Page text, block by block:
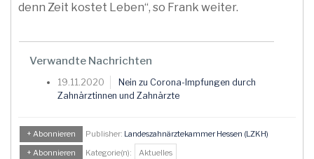
denn Zeit kostet Leben“, so Frank weiter.
Verwandte Nachrichten
19.11.2020
Nein zu Corona-Impfungen durch
Zahnärztinnen und Zahnärzte
+ Abonnieren Publisher: Landeszahnärztekammer Hessen (LZKH)
+ Abonnieren
Kategorie(n): Aktuelles